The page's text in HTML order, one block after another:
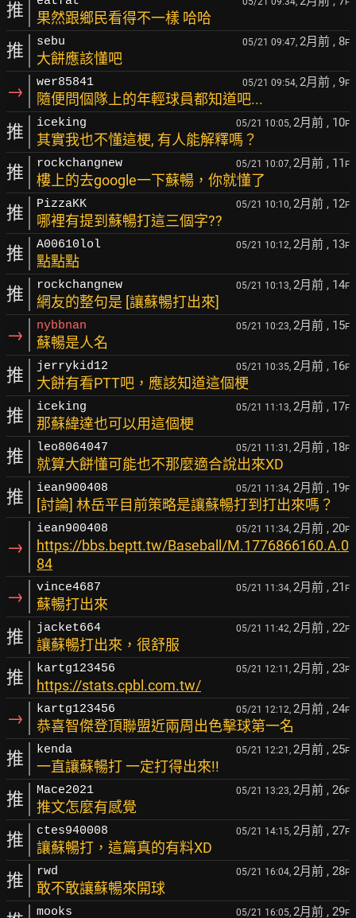
推 果然跟鄉民看得不一樣 哈哈
推 sebu 05/21 09:47, 2月前 , 8F
大餅應該懂吧
→ wer85841 05/21 09:54, 2月前 , 9F
隨便問個隊上的年輕球員都知道吧...
推 iceking 05/21 10:05, 2月前 , 10F
其實我也不懂這梗, 有人能解釋嗎？
推 rockchangnew 05/21 10:07, 2月前 , 11 F
樓上的去google一下蘇暢，你就懂了
推 PizzaKK 05/21 10:10, 2月前 , 12F
哪裡有提到蘇暢打這三個字??
推 A00610lol 05/21 10:12, 2月前 , 13F
點點點
推 rockchangnew 05/21 10:13, 2月前 , 14F
網友的整句是 [讓蘇暢打出來]
→ nybbnan 05/21 10:23, 2月前 , 15F
蘇暢是人名
推 jerrykid12 05/21 10:35, 2月前 , 16F
大餅有看PTT吧，應該知道這個梗
推 iceking 05/21 11:13, 2月前 , 17F
那蘇緯達也可以用這個梗
推 leo8064047 05/21 11:31, 2月前 , 18F
就算大餅懂可能也不那麼適合說出來XD
推 iean900408 05/21 11:34, 2月前 , 19F
[討論] 林岳平目前策略是讓蘇暢打到打出來嗎？
→
iean900408 05/21 11:34, 2月前 , 20F
https://bbs.beptt.tw/Baseball/M.1776866160.A.0
84
→ vince4687 05/21 11:34, 2月前 , 21 F
蘇暢打出來
推 jacket664 05/21 11:42, 2月前 , 22F
讓蘇暢打出來，很舒服
推 kartg123456 05/21 12:11, 2月前 , 23F
https://stats.cpbl.com.tw/
→ kartg123456 05/21 12:12, 2月前 , 24F
恭喜智傑登頂聯盟近兩周出色擊球第一名
推 kenda 05/21 12:21, 2月前 , 25F
一直讓蘇暢打 一定打得出來!!
推 Mace2021 05/21 13:23, 2月前 , 26F
推文怎麼有感覺
推 ctes940008 05/21 14:15, 2月前 , 27F
讓蘇暢打，這篇真的有料XD
推 rwd 05/21 16:04, 2月前 , 28F
敢不敢讓蘇暢來開球
mooks 05/21 16:05, 2月前 , 29F